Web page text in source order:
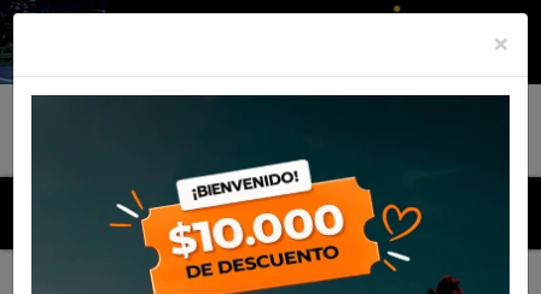
MENU
×